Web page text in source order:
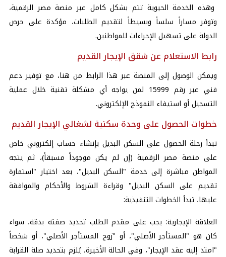
وهذه الخدمة الحيوية تتم بشكل كامل عبر منصة مصر الرقمية،
وتوفر مساراً سلساً وبسيطاً لتقديم الطلبات، مؤكدة على حرص
الدولة على تسهيل الإجراءات للمواطنين.
رابط الاستعلام عن شقق الإيجار القديم
ويمكن الوصول إلى المنصة عبر هذا الرابط من هنا، مع توفير دعم
فني عبر رقم 15999 لمن يواجه أي مشكلة تقنية خلال عملية
التسجيل أو استيفاء النموذج الإلكتروني.
خطوات الحصول على وحدة سكنية لشغالي الإيجار القديم
تبدأ رحلة الحصول على السكن البديل بإنشاء حساب إلكتروني خاص
على منصة مصر الرقمية (إن لم يكن موجوداً مسبقاً)، ثم يتجه
المواطن مباشرة إلى خدمة "السكن البديل"، بعد اختيار "استمارة
تقديم على السكن البديل" وقراءة الشروط والأحكام والموافقة
عليها، تبدأ الخطوات التنفيذية:
العلاقة الإيجارية: يجب على مقدم الطلب تحديد صفته بدقة، سواء
كان هو "المستأجر الأصلي"، أو "زوج المستأجر الأصلي"، أو شخصاً
"امتد إليه عقد الإيجار"، وفي الحالة الأخيرة، يُلزم بتحديد صلة القرابة